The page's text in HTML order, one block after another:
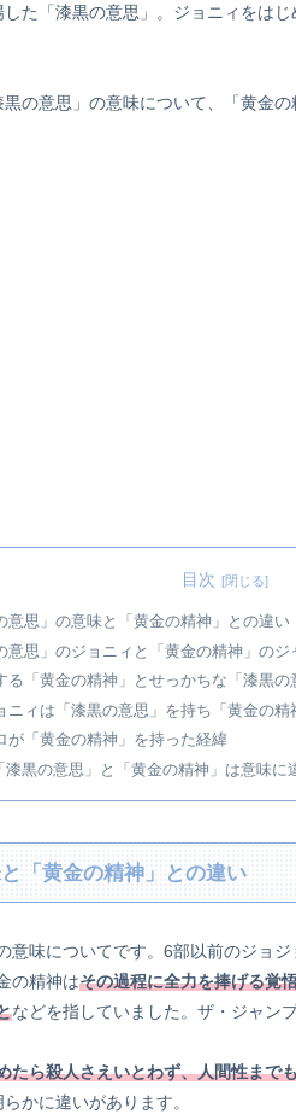
た「漆黒の意思」。ジョニィをは
の意思」の意味について、「黄金の
目次
意思」の意味と「黄金の精神」との違い
意思」のジョニィと「黄金の精神」のジ
る「黄金の精神」とせっかちな「漆黒の
ニィは「漆黒の意思」を持ち「黄金の精
が「黄金の精神」を持った経緯
漆黒の意思」と「黄金の精神」は意味に
「黄金の精神」との違い
意味についてです。6部以前のジョ
の精神はその過程に全力を捧げる覚
などを指していました。ザ・ジャン
たら殺人さえいとわず、人間性まで
かに違いがあります。